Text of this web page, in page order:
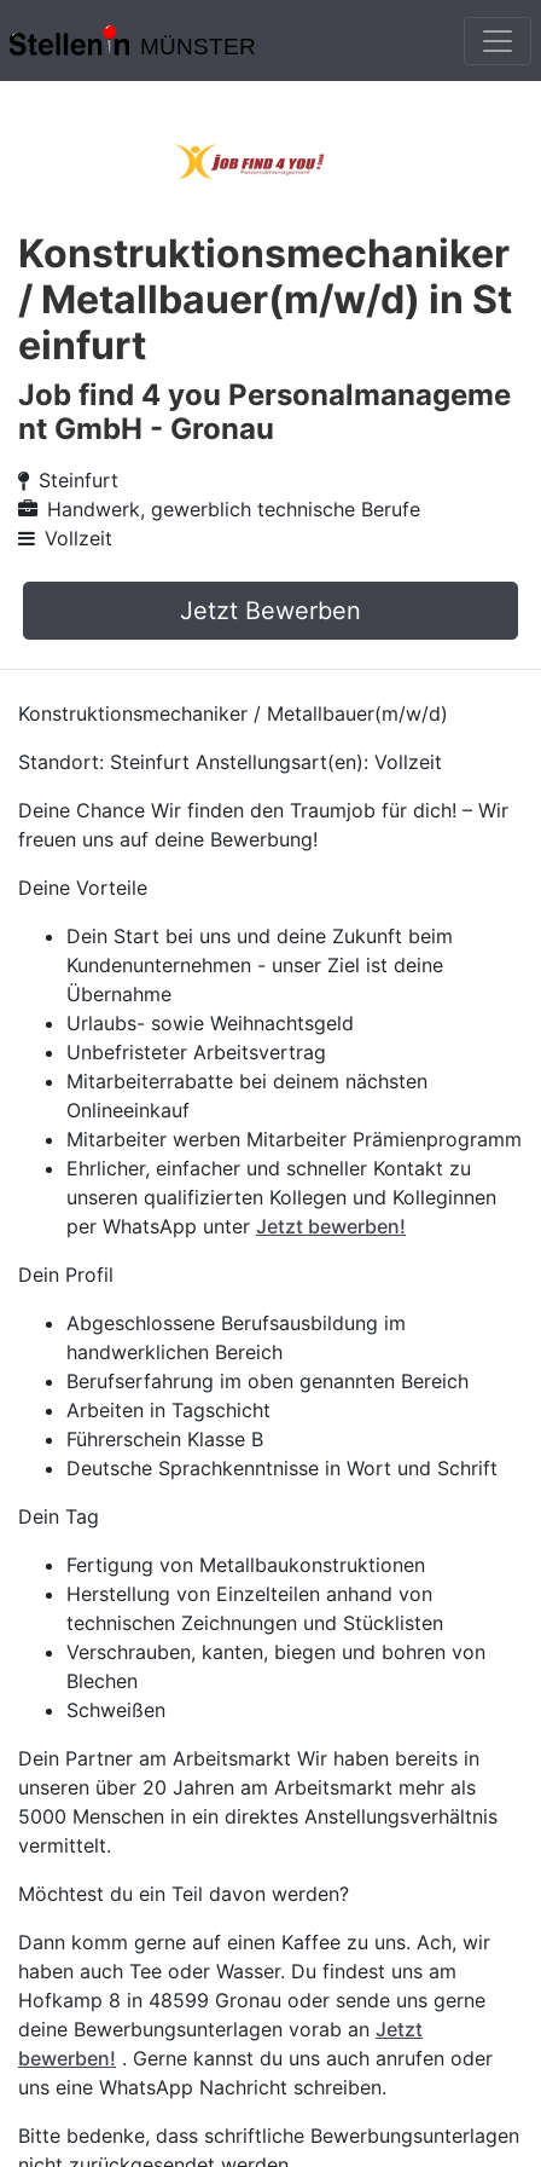
MÜNSTER
Konstruktionsmechaniker
/ Metallbauer(m/w/d) in St
einfurt
Job find 4 you Personalmanageme
nt GmbH - Gronau
Steinfurt
Handwerk, gewerblich technische Berufe
Vollzeit
Jetzt Bewerben
Konstruktionsmechaniker / Metallbauer(m/w/d)
Standort: Steinfurt Anstellungsart(en): Vollzeit
Deine Chance Wir finden den Traumjob für dich! – Wir
freuen uns auf deine Bewerbung!
Deine Vorteile
Dein Start bei uns und deine Zukunft beim
Kundenunternehmen - unser Ziel ist deine
Übernahme
Urlaubs- sowie Weihnachtsgeld
Unbefristeter Arbeitsvertrag
Mitarbeiterrabatte bei deinem nächsten
Onlineeinkauf
Mitarbeiter werben Mitarbeiter Prämienprogramm
Ehrlicher, einfacher und schneller Kontakt zu
unseren qualifizierten Kollegen und Kolleginnen
per WhatsApp unter Jetzt bewerben!
Dein Profil
Abgeschlossene Berufsausbildung im
handwerklichen Bereich
Berufserfahrung im oben genannten Bereich
Arbeiten in Tagschicht
Führerschein Klasse B
Deutsche Sprachkenntnisse in Wort und Schrift
Dein Tag
Fertigung von Metallbaukonstruktionen
Herstellung von Einzelteilen anhand von
technischen Zeichnungen und Stücklisten
Verschrauben, kanten, biegen und bohren von
Blechen
Schweißen
Dein Partner am Arbeitsmarkt Wir haben bereits in
unseren über 20 Jahren am Arbeitsmarkt mehr als
5000 Menschen in ein direktes Anstellungsverhältnis
vermittelt.
Möchtest du ein Teil davon werden?
Dann komm gerne auf einen Kaffee zu uns. Ach, wir
haben auch Tee oder Wasser. Du findest uns am
Hofkamp 8 in 48599 Gronau oder sende uns gerne
deine Bewerbungsunterlagen vorab an Jetzt
bewerben! . Gerne kannst du uns auch anrufen oder
uns eine WhatsApp Nachricht schreiben.
Bitte bedenke, dass schriftliche Bewerbungsunterlagen